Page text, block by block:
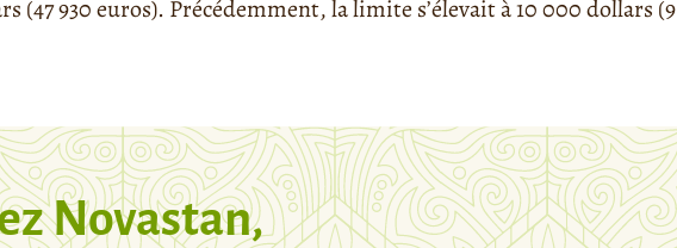
(47 930 euros). Précédemment, la limite s’élevait à 10 000 dollars (9
Novastan,